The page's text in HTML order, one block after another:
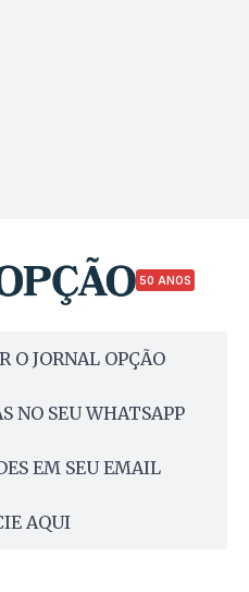
50 ANOS
O JORNAL OPÇÃO
NO SEU WHATSAPP
EM SEU EMAIL
AQUI